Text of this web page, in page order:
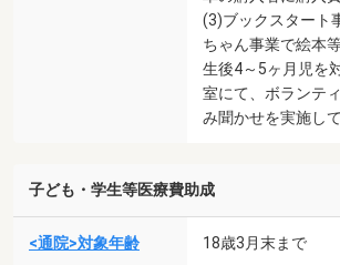
(3)ブックスタート
ちゃん事業で絵本
生後4～5ヶ月児を
室にて、ボランテ
み聞かせを実施して
子ども・学生等医療費助成
<通院>対象年齢 18歳3月末まで